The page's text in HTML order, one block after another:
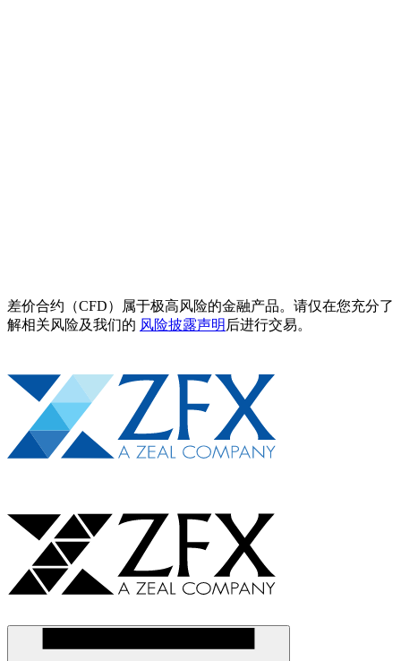
差价合约（CFD）属于极高风险的金融产品。请仅在您充分了
解相关风险及我们的 风险披露声明 后进行交易。